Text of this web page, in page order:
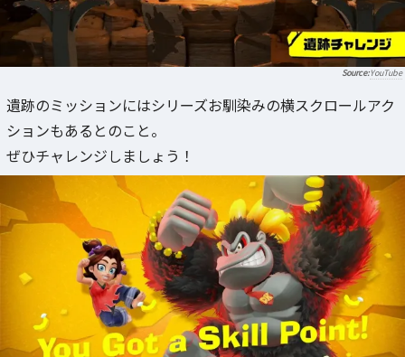
YouTube
遺跡のミッションにはシリーズお馴染みの横スクロールアク
ションもあるとのこと。
ぜひチャレンジしましょう！